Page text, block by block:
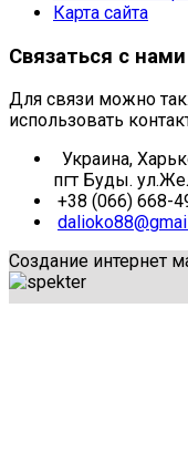
Карта сайта
Связаться с нами
Для связи можно
использовать
Украина,
пгт Буды.
+38 (066) 668-
Создание интернет